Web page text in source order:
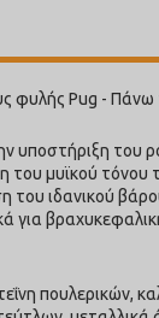
φυλής Pug -
υποστήριξη του
του μυϊκού τόνου
του ιδανικού
για
πουλερικών,